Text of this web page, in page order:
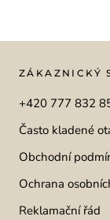
ZÁKAZNICKÝ
+420 777 832
Často kladené
Obchodní
Ochrana
Reklamační řád